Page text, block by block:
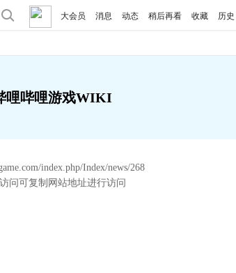
大会员 消息 动态 稍后再看 收藏 历史
哩哔哩游戏WIKI
index.php/Index/news/268
问可复制网站地址进行访问